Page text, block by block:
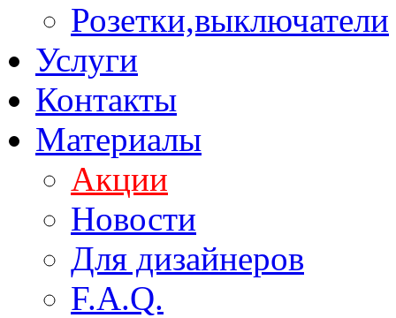
Розетки,выключатели
Услуги
Контакты
Материалы
Акции
Новости
Для дизайнеров
F.A.Q.